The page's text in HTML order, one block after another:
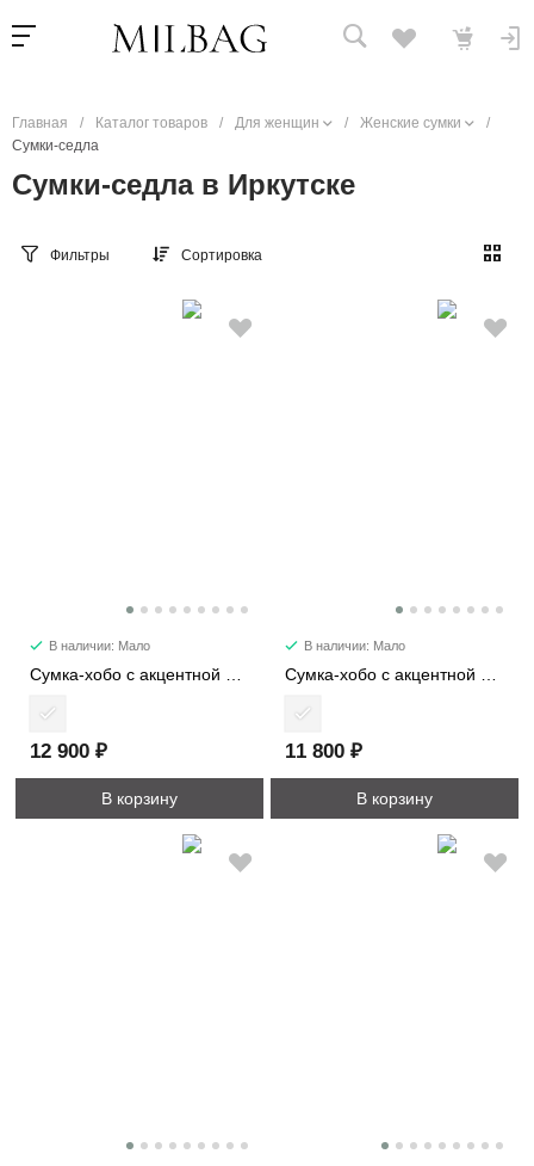
Главная / Каталог товаров / Для женщин / Женские сумки
/
Сумки-седла
Сумки-седла в Иркутске
Фильтры Сортировка
В наличии: Мало
12 900 ₽
В корзину
В наличии: Мало
11 800 ₽
В корзину